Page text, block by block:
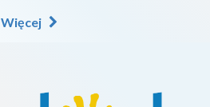
Więcej